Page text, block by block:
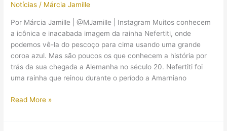
outubro
causa
da
morte
de
Tutankhamon
Notícias / Márcia Jamille
Por Márcia Jamille | @MJamille | Instagram Muitos conhecem
a icônica e inacabada imagem da rainha Nefertiti, onde
podemos vê-la do pescoço para cima usando uma grande
coroa azul. Mas são poucos os que conhecem a história por
trás da sua chegada a Alemanha no século 20. Nefertiti foi
uma rainha que reinou durante o período a Amarniano
Uma
Read More »